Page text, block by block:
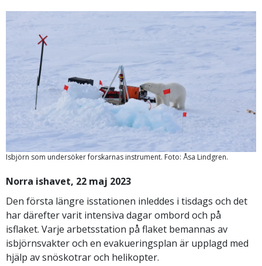
Isbjörn som undersöker forskarnas instrument. Foto: Åsa Lindgren.
Norra ishavet, 22 maj 2023
Den första längre isstationen inleddes i tisdags och det
har därefter varit intensiva dagar ombord och på
isflaket. Varje arbetsstation på flaket bemannas av
isbjörnsvakter och en evakueringsplan är upplagd med
hjälp av snöskotrar och helikopter.